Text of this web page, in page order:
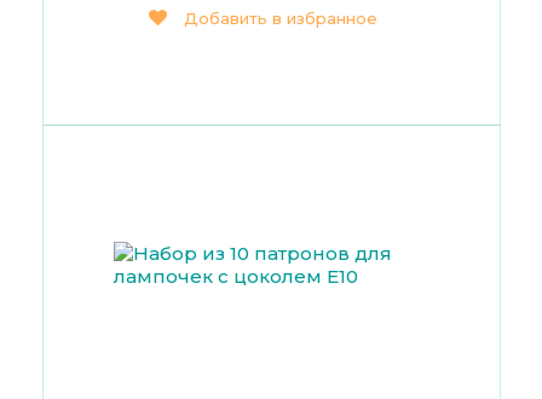
Добавить в избранное